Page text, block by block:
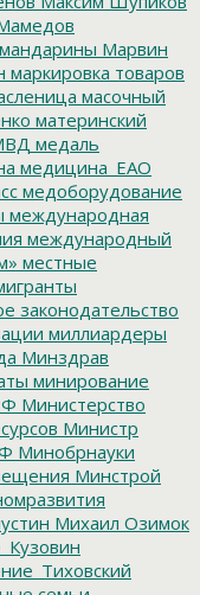
мандарины Марвин
маркировка товаров
масочный
материнский
медаль
медицина_ЕАО
медоборудование
международная
международный
местные
законодательство
миллиардеры
Минздрав
минирование
Министерство
Министр
Минобрнауки
Минстрой
Михаил Озимок